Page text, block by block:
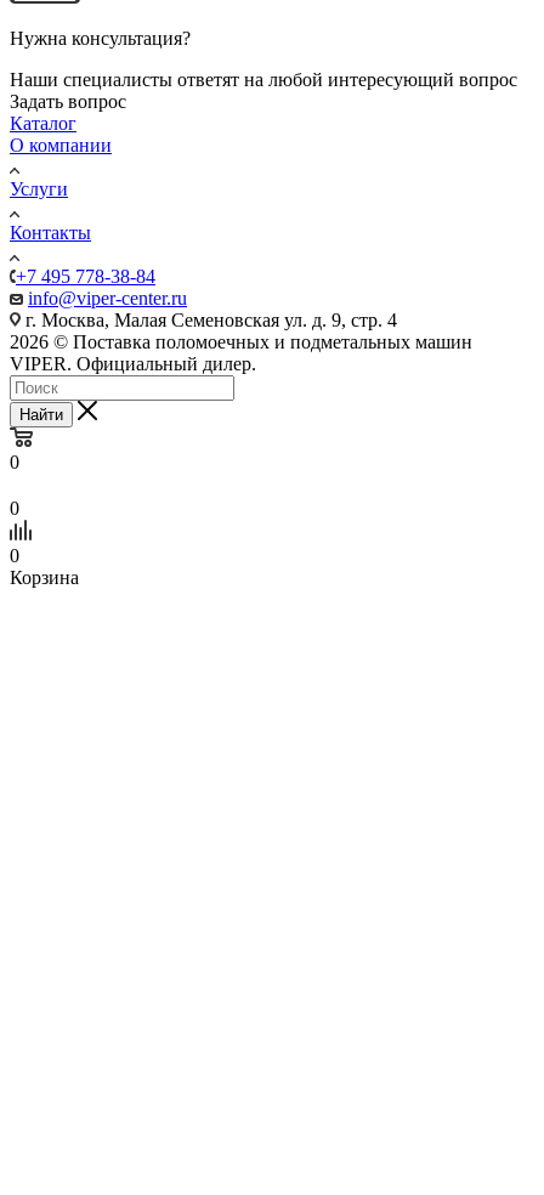
Нужна консультация?
Наши специалисты ответят на любой интересующий вопрос
Задать вопрос
Каталог
О компании
Услуги
Контакты
+7 495 778-38-84
info@viper-center.ru
г. Москва, Малая Семеновская ул. д. 9, стр. 4
2026 © Поставка поломоечных и подметальных машин
VIPER. Официальный дилер.
Найти
0
0
0
Корзина